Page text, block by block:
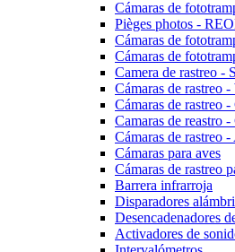
Cámaras de
Pièges photos -
Cámaras de
Cámaras de
Camera de rastreo -
Cámaras de rastreo
Cámaras de rastreo
Camaras de
Cámaras de rastreo
Cámaras para aves
Cámaras de rastreo
Barrera infrarroja
Disparadores
Desencadenadores
Activadores de